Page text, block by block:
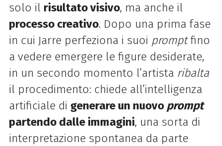
solo il risultato visivo, ma anche il
processo creativo. Dopo una prima fase
in cui Jarre perfeziona i suoi promptfino
a vedere emergere le figure desiderate,
in un secondo momento l’artista ribalta
il procedimento: chiede all’intelligenza
artificiale di generare un nuovo prompt
partendo dalle immagini, una sorta di
interpretazione spontanea da parte